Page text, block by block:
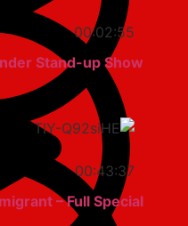
00:02:55
Sponder Stand-up Show
00:43:37
Immigrant – Full Special